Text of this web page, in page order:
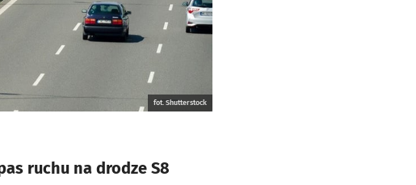
fot. Shutterstock
ruchu na drodze S8